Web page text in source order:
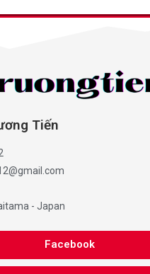
Tiến
- Japan
Facebook